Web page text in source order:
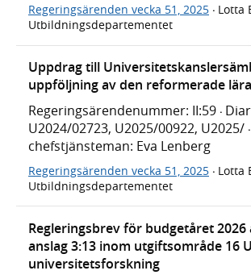
Regeringsärenden vecka 51, 2025 · Lotta
Utbildningsdepartementet
Uppdrag till
uppföljning av den reformerade
Regeringsärendenummer: II:59 ·
U2024/02723, U2025/00922, U2025/ ·
chefstjänsteman: Eva Lenberg
Regeringsärenden vecka 51, 2025 · Lotta
Utbildningsdepartementet
Regleringsbrev för budgetåret 2026
anslag 3:13 inom utgiftsområde 16
universitetsforskning